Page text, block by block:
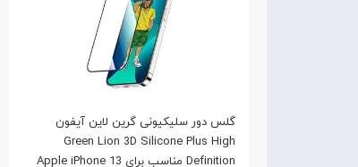
گلس دور سلیکیونی گرین لاین آیفون
Green Lion 3D Silicone Plus High
Definition مناسب برای Apple iPhone 13